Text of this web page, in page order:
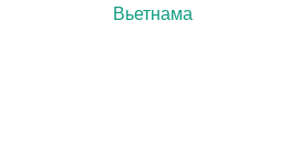
Вьетнама